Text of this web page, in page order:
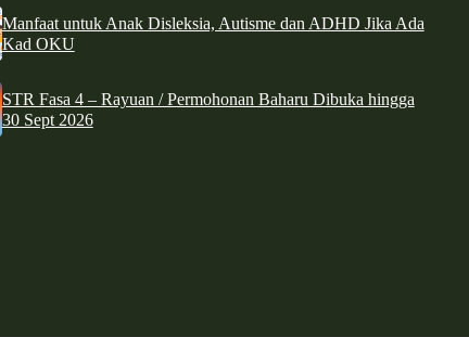
Manfaat untuk Anak Disleksia, Autisme dan ADHD Jika Ada
Kad OKU
STR Fasa 4 – Rayuan / Permohonan Baharu Dibuka hingga
30 Sept 2026